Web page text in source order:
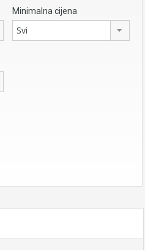
Minimalna cijena
Svi